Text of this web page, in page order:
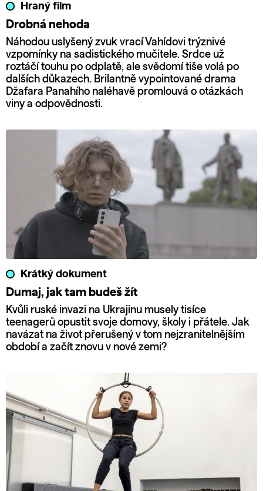
Hraný film
Drobná nehoda
Náhodou uslyšený zvuk vrací Vahídovi trýznivé
vzpomínky na sadistického mučitele. Srdce už
roztáčí touhu po odplatě, ale svědomí tiše volá po
dalších důkazech. Brilantně vypointované drama
Džafara Panahího naléhavě promlouvá o otázkách
viny a odpovědnosti.
Krátký dokument
Dumaj, jak tam budeš žít
Kvůli ruské invazi na Ukrajinu musely tisíce
teenagerů opustit svoje domovy, školy i přátele. Jak
navázat na život přerušený v tom nejzranitelnějším
období a začít znovu v nové zemi?